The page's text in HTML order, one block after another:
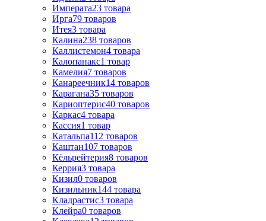
Императа23 товара
Ирга79 товаров
Итея3 товара
Калина238 товаров
Каллистемон4 товара
Калопанакс1 товар
Камелия7 товаров
Канареечник14 товаров
Карагана35 товаров
Кариоптерис40 товаров
Каркас4 товара
Кассия1 товар
Катальпа112 товаров
Каштан107 товаров
Кёльрейтерия8 товаров
Керрия3 товара
Кизил0 товаров
Кизильник144 товара
Кладрастис3 товара
Клейра0 товаров